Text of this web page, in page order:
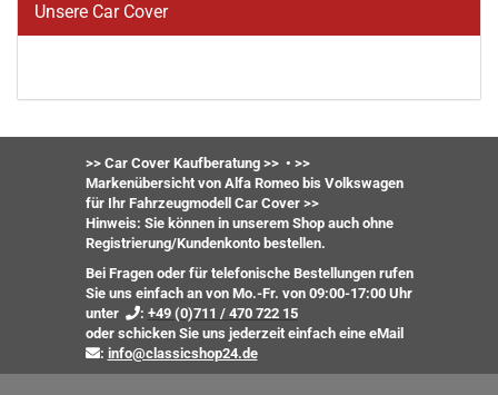
Unsere Car Cover
>> Car Cover Kaufberatung >> • >>
Markenübersicht von Alfa Romeo bis Volkswagen
für Ihr Fahrzeugmodell Car Cover >>
Hinweis: Sie können in unserem Shop auch ohne
Registrierung/Kundenkonto bestellen.
Bei Fragen oder für telefonische Bestellungen rufen
Sie uns einfach an von Mo.-Fr. von 09:00-17:00 Uhr
unter
: +49 (0)711 / 470 722 15
oderschicken Sie uns jederzeit einfach eine eMail
: info@classicshop24.de